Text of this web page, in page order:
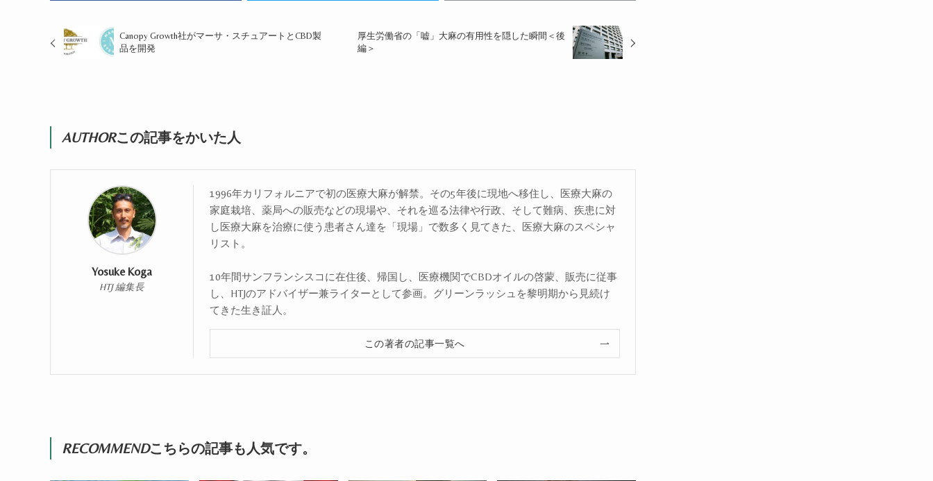
Canopy Growth社がマーサ・スチュアートとCBD製
品を開発
厚生労働省の「嘘」大麻の有用性を隠した瞬間＜後
編＞
AUTHORこの記事をかいた人
Yosuke Koga
HTJ 編集長
1996年カリフォルニアで初の医療大麻が解禁。その5年後に現地へ移住し、医療大麻の
家庭栽培、薬局への販売などの現場や、それを巡る法律や行政、そして難病、疾患に対
し医療大麻を治療に使う患者さん達を「現場」で数多く見てきた、医療大麻のスペシャ
リスト。
10年間サンフランシスコに在住後、帰国し、医療機関でCBDオイルの啓蒙、販売に従事
し、HTJのアドバイザー兼ライターとして参画。グリーンラッシュを黎明期から見続け
てきた生き証人。
この著者の記事一覧へ
RECOMMENDこちらの記事も人気です。